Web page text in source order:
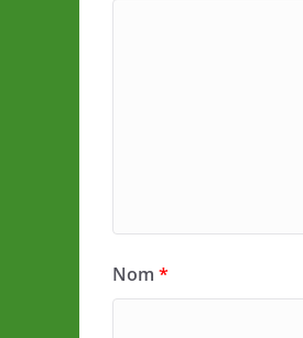
Nom *